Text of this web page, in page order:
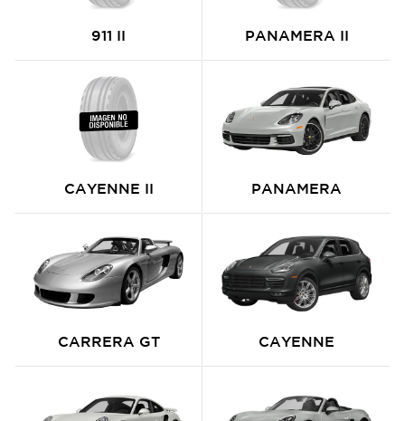
911 II PANAMERA II
CAYENNE II PANAMERA
CARRERA GT CAYENNE